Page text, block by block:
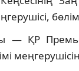
— ҚР